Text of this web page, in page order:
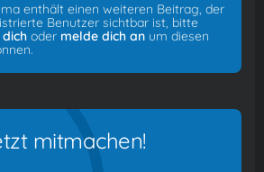
enthält einen weiteren Beitrag, der
Benutzer sichtbar ist, bitte
oder melde dich an um diesen
mitmachen!